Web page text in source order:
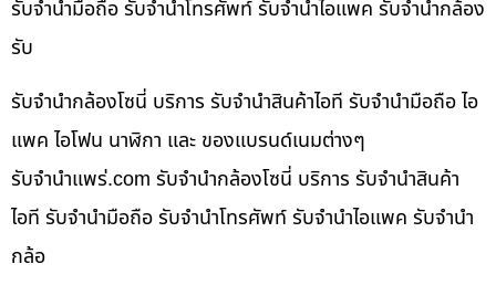
รับจำนำมือถือ รับจำนำโทรศัพท์ รับจำนำไอแพค รับจำนำกล้อง
รับ
รับจำนำกล้องโซนี่ บริการ รับจำนำสินค้าไอที รับจำนำมือถือ ไอ
แพค ไอโฟน นาฬิกา และ ของแบรนด์เนมต่างๆ
รับจํานําแพร่.com รับจำนำกล้องโซนี่ บริการ รับจำนำสินค้า
ไอที รับจำนำมือถือ รับจำนำโทรศัพท์ รับจำนำไอแพค รับจำนำ
กล้อ